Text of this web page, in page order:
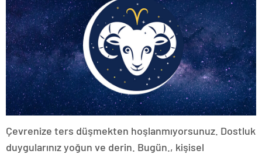
Çevrenize ters düşmekten hoşlanmıyorsunuz. Dostluk
duygularınız yoğun ve derin. Bugün., kişisel